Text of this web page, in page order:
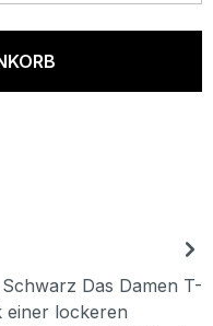
Das Damen T-
einer lockeren